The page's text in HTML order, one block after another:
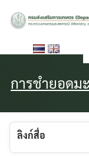
การชำยอดม
ลิงก์สื่อ